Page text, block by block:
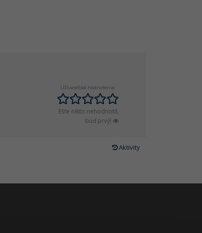
Užívateľské hodnotenie:
Ešte nikto nehodnotil,
buď prvý!
Aktivity